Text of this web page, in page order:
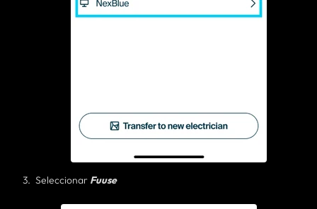
Seleccionar Fuuse